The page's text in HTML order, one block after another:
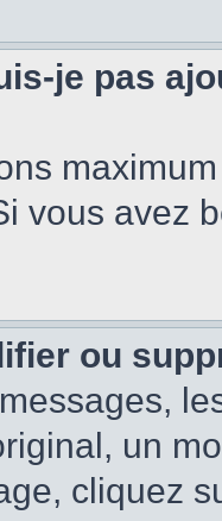
je pas
vous avez
ou
un
cliquez